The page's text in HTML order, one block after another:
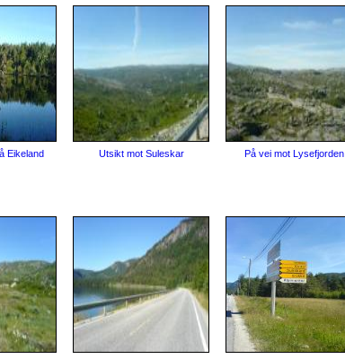
Eikeland Utsikt mot Suleskar På vei mot Lysefjorden